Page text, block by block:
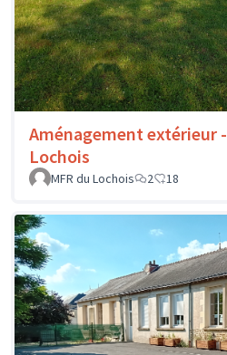
Aménagement extérieur
Lochois
MFR du Lochois
2 18